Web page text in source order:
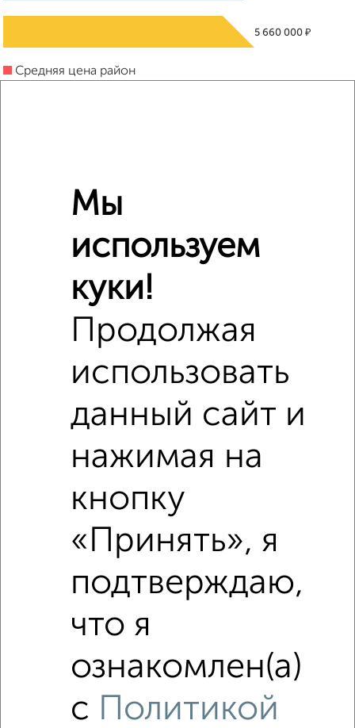
5 660 000₽
Средняя цена район
Рядом, с меньшей ценой
Недалеко от с ценой ниже
Студия квартира, вторичка, 26м², 15/17 этаж
Мы
используем
куки!
Продолжая
использовать
данный сайт и
нажимая на
кнопку
«Принять», я
подтверждаю,
что я
ознакомлен(а)
с Политикой